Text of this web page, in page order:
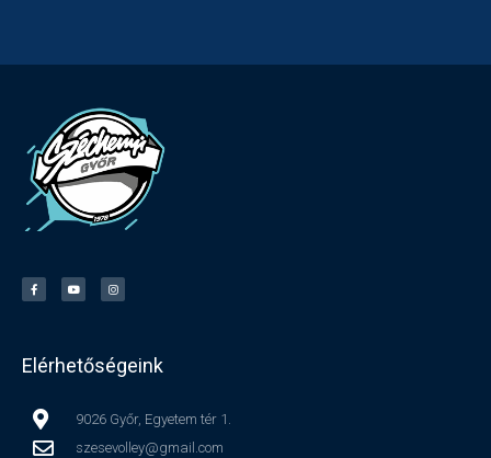
Elérhetőségeink
9026 Győr, Egyetem tér 1.
szesevolley@gmail.com